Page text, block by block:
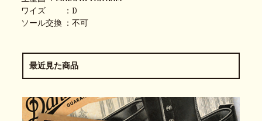
ワイズ ：D
ソール交換 ：不可
最近見た商品